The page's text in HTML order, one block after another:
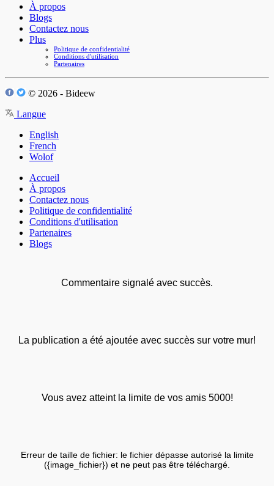
À propos
Blogs
Contactez nous
Plus
Politique de confidentialité
Conditions d'utilisation
Partenaires
© 2026 - Bideew
Langue
English
French
Wolof
Accueil
À propos
Contactez nous
Politique de confidentialité
Conditions d'utilisation
Partenaires
Blogs
Commentaire signalé avec succès.
La publication a été ajoutée avec succès sur votre mur!
Vous avez atteint la limite de vos amis 5000!
Erreur de taille de fichier: le fichier dépasse autorisé la limite
({image_fichier}) et ne peut pas être téléchargé.